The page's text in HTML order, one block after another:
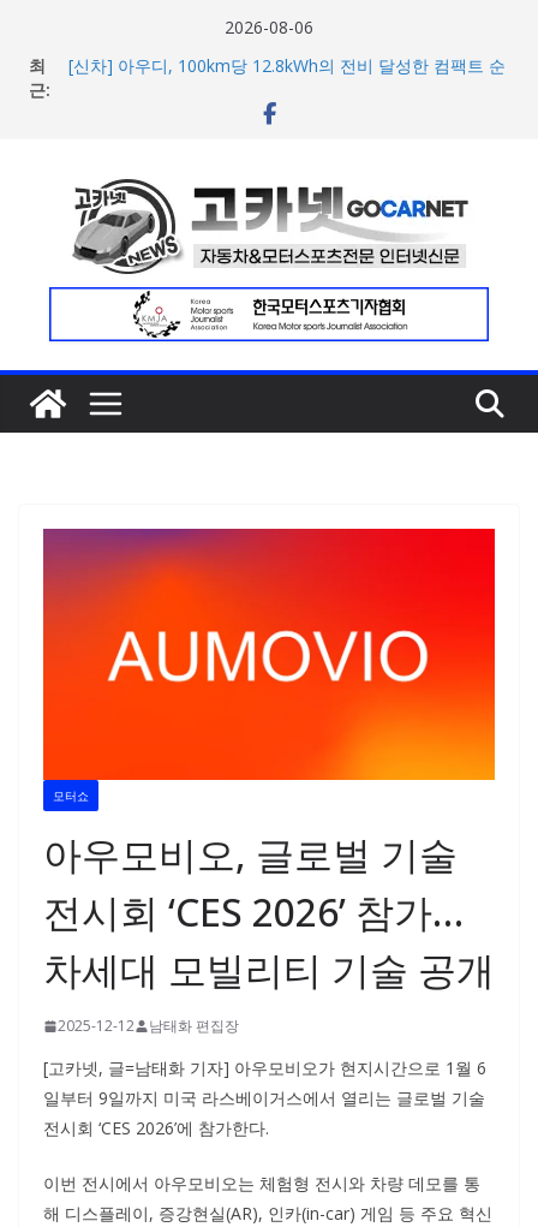
2026-08-06
최
근:
포뮬러 E, 시즌13 일정 변경 및 모나코 ePrix와 2031년까지
[신차] 아우디, 100km당 12.8kWh의 전비 달성한 컴팩트 순
공개… 본격 계약 개시
2026년 7월 국내 수입 승용차 신규 등록 전년 대비 14.3%
증가
한국타이어, 안전한 여름철 주행 위한 타이어 관리법 제안
모터쇼
아우모비오, 글로벌 기술
전시회 ‘CES 2026’ 참가…
차세대 모빌리티 기술 공개
2025-12-12 남태화 편집장
[고카넷, 글=남태화 기자] 아우모비오가 현지시간으로 1월 6
일부터 9일까지 미국 라스베이거스에서 열리는 글로벌 기술
전시회 ‘CES 2026’에 참가한다.
이번 전시에서 아우모비오는 체험형 전시와 차량 데모를 통
해 디스플레이, 증강현실(AR), 인카(in-car) 게임 등 주요 혁신